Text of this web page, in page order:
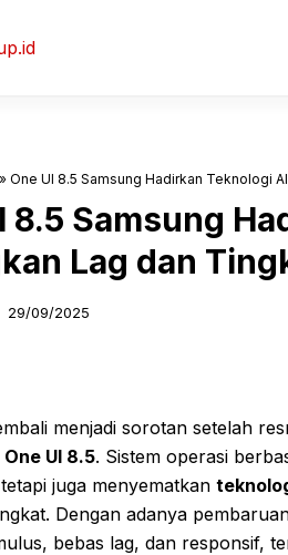
» One UI 8.5 Samsung Hadirkan Teknologi
8.5 Samsung
Lag dan
29/09/2025
menjadi sorotan setelah
One UI 8.5. Sistem operasi
juga menyematkan
Dengan adanya
bebas lag, dan responsif,